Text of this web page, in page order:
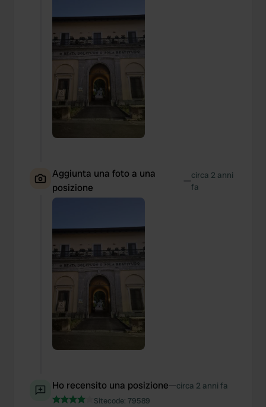
Aggiunta una foto a una
posizione
—circa 2 anni
fa
Ho recensito una posizione—circa 2 anni fa
Sitecode: 79589